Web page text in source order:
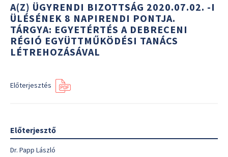
A(Z) ÜGYRENDI BIZOTTSÁG 2020.07.02. -I
ÜLÉSÉNEK 8 NAPIRENDI PONTJA.
TÁRGYA: EGYETÉRTÉS A DEBRECENI
RÉGIÓ EGYÜTTMŰKÖDÉSI TANÁCS
LÉTREHOZÁSÁVAL
Előterjesztés
Előterjesztő
Dr. Papp László